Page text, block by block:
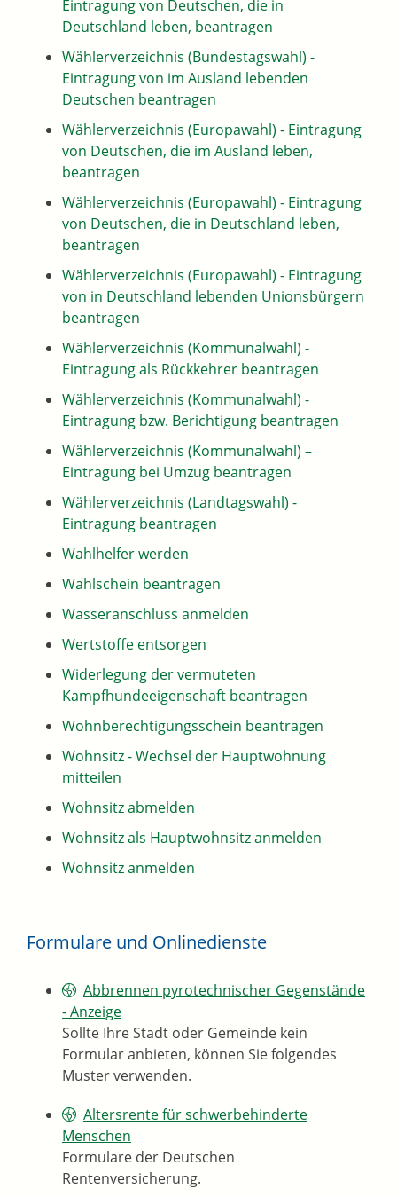
Eintragung von Deutschen, die in
Deutschland leben, beantragen
Wählerverzeichnis (Bundestagswahl) -
Eintragung von im Ausland lebenden
Deutschen beantragen
Wählerverzeichnis (Europawahl) - Eintragung
von Deutschen, die im Ausland leben,
beantragen
Wählerverzeichnis (Europawahl) - Eintragung
von Deutschen, die in Deutschland leben,
beantragen
Wählerverzeichnis (Europawahl) - Eintragung
von in Deutschland lebenden Unionsbürgern
beantragen
Wählerverzeichnis (Kommunalwahl) -
Eintragung als Rückkehrer beantragen
Wählerverzeichnis (Kommunalwahl) -
Eintragung bzw. Berichtigung beantragen
Wählerverzeichnis (Kommunalwahl) –
Eintragung bei Umzug beantragen
Wählerverzeichnis (Landtagswahl) -
Eintragung beantragen
Wahlhelfer werden
Wahlschein beantragen
Wasseranschluss anmelden
Wertstoffe entsorgen
Widerlegung der vermuteten
Kampfhundeeigenschaft beantragen
Wohnberechtigungsschein beantragen
Wohnsitz - Wechsel der Hauptwohnung
mitteilen
Wohnsitz abmelden
Wohnsitz als Hauptwohnsitz anmelden
Wohnsitz anmelden
Formulare und Onlinedienste
Abbrennen pyrotechnischer Gegenstände
- Anzeige
Sollte Ihre Stadt oder Gemeinde kein
Formular anbieten, können Sie folgendes
Muster verwenden.
Altersrente für schwerbehinderte
Menschen
Formulare der Deutschen
Rentenversicherung.